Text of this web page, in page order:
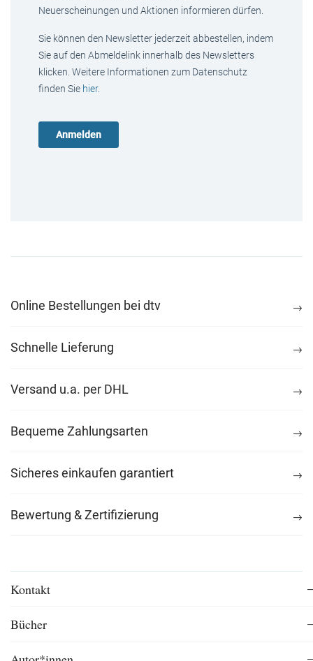
Neuerscheinungen und Aktionen informieren dürfen.
Sie können den Newsletter jederzeit abbestellen, indem
Sie auf den Abmeldelink innerhalb des Newsletters
klicken. Weitere Informationen zum Datenschutz
finden Sie hier.
Online Bestellungen bei dtv
Schnelle Lieferung
Versand u.a. per DHL
Bequeme Zahlungsarten
Sicheres einkaufen garantiert
Bewertung & Zertifizierung
Kontakt
Bücher